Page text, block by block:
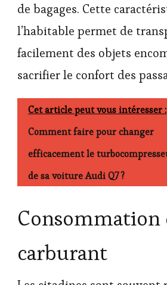
de bagages. Cette
l’habitable permet de
facilement des objets
sacrifier le confort des
Cet article peut vous intéresser :
Comment faire pour changer
efficacement le
de sa voiture Audi Q7 ?
Consommation
carburant